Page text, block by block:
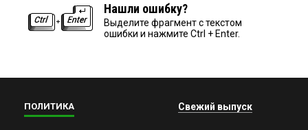
Нашли ошибку?
Выделите фрагмент с текстом
ошибки и нажмите Ctrl + Enter.
ПОЛИТИКА Свежий выпуск